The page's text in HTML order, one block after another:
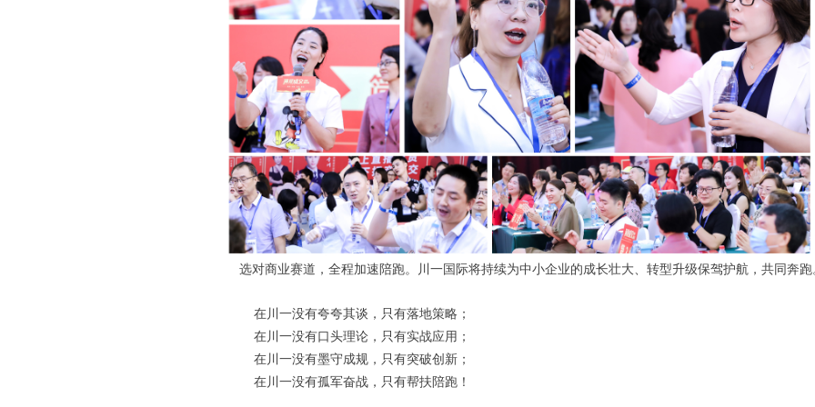
选对商业赛道，全程加速陪跑。川一国际将持续为中小企业的成长壮大、转型升级保驾护航，共同奔跑
在川一没有夸夸其谈，只有落地策略；
在川一没有口头理论，只有实战应用；
在川一没有墨守成规，只有突破创新；
在川一没有孤军奋战，只有帮扶陪跑！